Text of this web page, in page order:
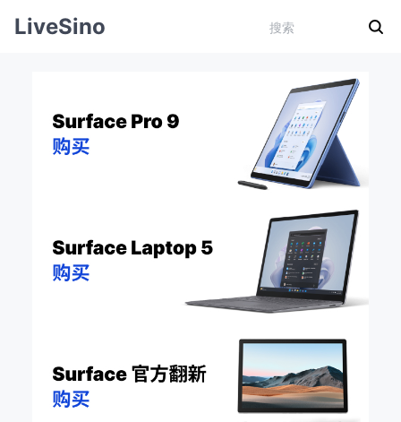
LiveSino